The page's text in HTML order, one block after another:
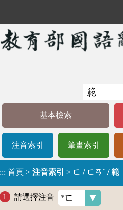
基本檢索
注音索引 筆畫索引
::: 首頁 > 注音索引 > ㄈ / ㄈㄢˋ / 範
請選擇注音